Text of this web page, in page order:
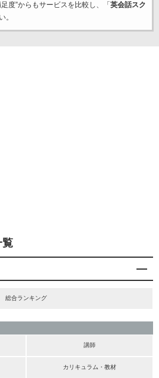
度”からもサービスを比較し、「 英会話スク
。
覧
総合ランキング
講師
カリキュラム・教材